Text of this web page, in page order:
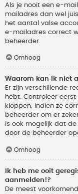
Als je nooit een e-
mailadres dan wel
het aantal valse
e-mailadres correct
beheerder.
Omhoog
Waarom kan ik niet
Er zijn verschillende
hebt. Controleer
kloppen. Indien ze
beheerder om er
is ook mogelijk dat
door de beheerder
Omhoog
Ik heb me ooit
aanmelden!?
De meest